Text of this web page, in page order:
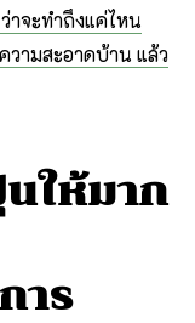
าจะทำถึงแค่ไหน
วามสะอาดบ้าน แล้ว
ให้มาก
าร